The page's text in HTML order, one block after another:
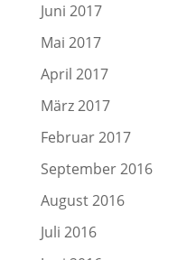
Juni 2017
Mai 2017
April 2017
März 2017
Februar 2017
September 2016
August 2016
Juli 2016